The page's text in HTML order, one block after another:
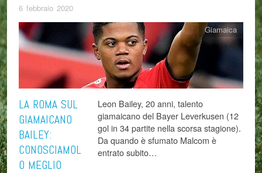
6 febbraio 2020
LA ROMA SUL
GIAMAICANO
BAILEY:
CONOSCIAMOL
O MEGLIO
Giamaica
Leon Bailey, 20 anni, talento
giamaicano del Bayer Leverkusen (12
gol in 34 partite nella scorsa stagione).
Da quando è sfumato Malcom è
entrato subito…